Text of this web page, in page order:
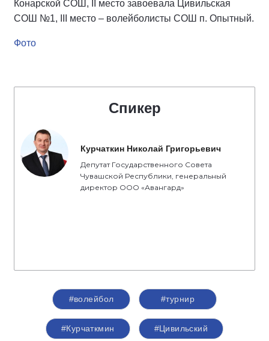
Конарской СОШ, II место завоевала Цивильская
СОШ №1, III место – волейболисты СОШ п. Опытный.
Фото
Спикер
Курчаткин Николай Григорьевич
Депутат Государственного Совета
Чувашской Республики, генеральный
директор ООО «Авангард»
#волейбол #турнир
#Курчаткмин #Цивильский